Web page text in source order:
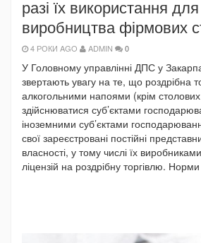
разі їх використання для
виробництва фірмових
4 РОКИ AGO ADMIN 0
У Головному управлінні ДПС у
звертають увагу на те, що роздрібна
алкогольними напоями (крім
здійснюватися суб’єктами
іноземними суб’єктами
свої зареєстровані постійні
власності, у тому числі їх
ліцензій на роздрібну торгівлю.